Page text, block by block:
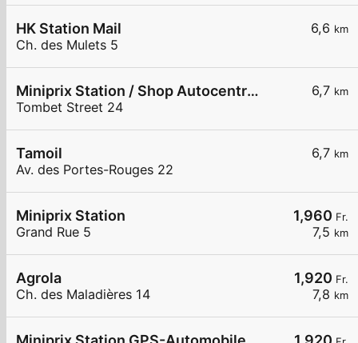
6,6 km
HK Station Mail
Ch. des Mulets 5
6,7 km
Miniprix Station / Shop Autocentre Peseux SA
Tombet Street 24
6,7 km
Tamoil
Av. des Portes-Rouges 22
1,960 Fr.
7,5 km
Miniprix Station
Grand Rue 5
1,920 Fr.
7,8 km
Agrola
Ch. des Maladières 14